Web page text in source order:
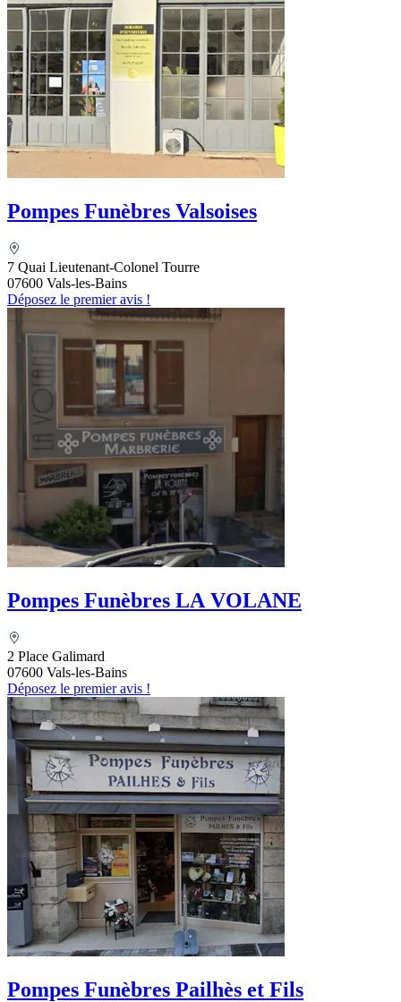
Pompes Funèbres Valsoises
7 Quai Lieutenant-Colonel Tourre
07600 Vals-les-Bains
Déposez le premier avis !
Pompes Funèbres LA VOLANE
2 Place Galimard
07600 Vals-les-Bains
Déposez le premier avis !
Pompes Funèbres Pailhès et Fils